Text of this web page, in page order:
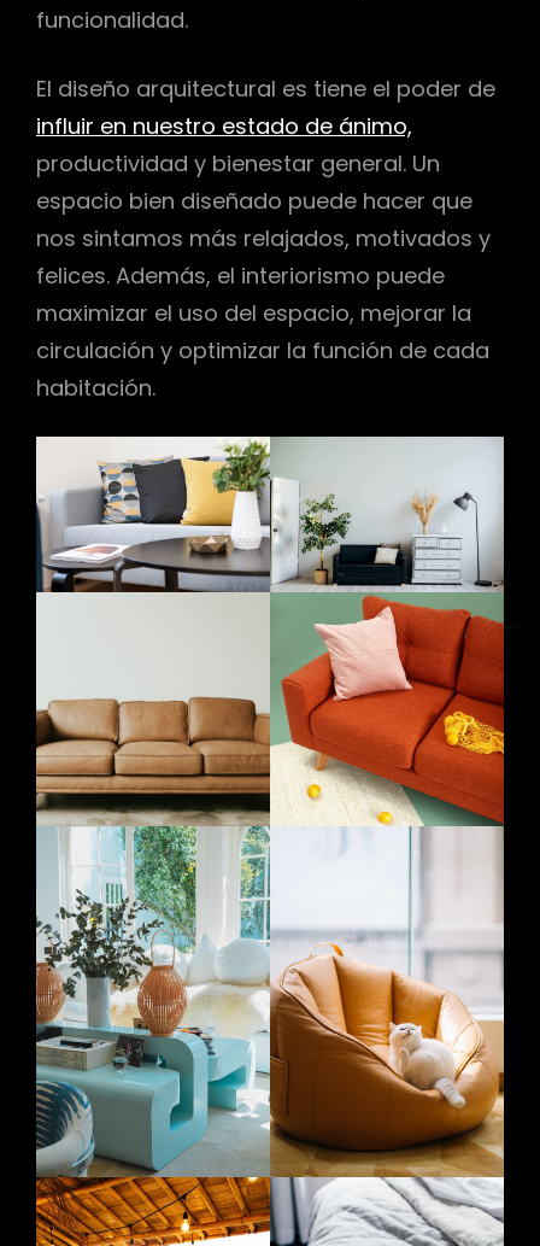
funcionalidad.
El diseño arquitectural es tiene el poder de
influir en nuestro estado de ánimo,
productividad y bienestar general. Un
espacio bien diseñado puede hacer que
nos sintamos más relajados, motivados y
felices. Además, el interiorismo puede
maximizar el uso del espacio, mejorar la
circulación y optimizar la función de cada
habitación.